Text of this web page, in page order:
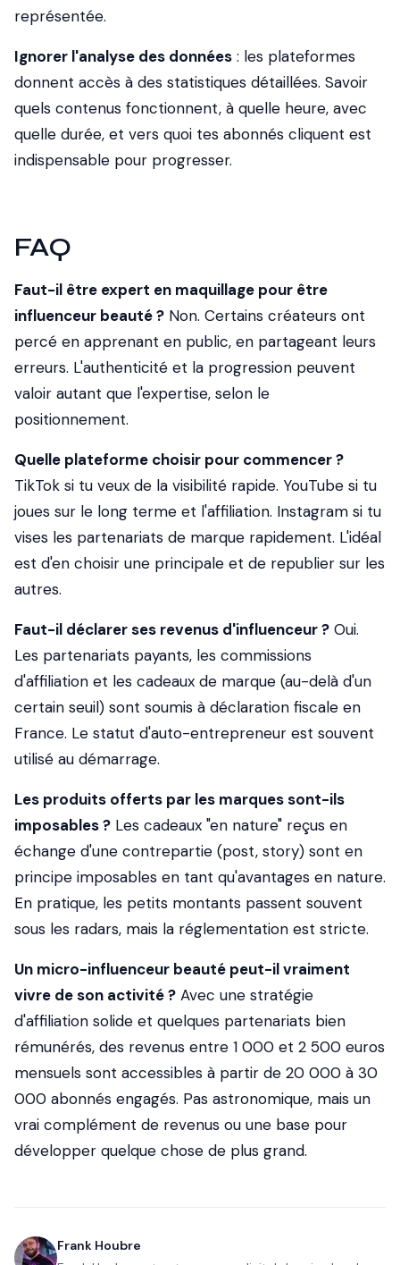
représentée.
Ignorer l'analyse des données : les plateformes
donnent accès à des statistiques détaillées. Savoir
quels contenus fonctionnent, à quelle heure, avec
quelle durée, et vers quoi tes abonnés cliquent est
indispensable pour progresser.
FAQ
Faut-il être expert en maquillage pour être
influenceur beauté ? Non. Certains créateurs ont
percé en apprenant en public, en partageant leurs
erreurs. L'authenticité et la progression peuvent
valoir autant que l'expertise, selon le
positionnement.
Quelle plateforme choisir pour commencer ?
TikTok si tu veux de la visibilité rapide. YouTube si tu
joues sur le long terme et l'affiliation. Instagram si tu
vises les partenariats de marque rapidement. L'idéal
est d'en choisir une principale et de republier sur les
autres.
Faut-il déclarer ses revenus d'influenceur ? Oui.
Les partenariats payants, les commissions
d'affiliation et les cadeaux de marque (au-delà d'un
certain seuil) sont soumis à déclaration fiscale en
France. Le statut d'auto-entrepreneur est souvent
utilisé au démarrage.
Les produits offerts par les marques sont-ils
imposables ? Les cadeaux "en nature" reçus en
échange d'une contrepartie (post, story) sont en
principe imposables en tant qu'avantages en nature.
En pratique, les petits montants passent souvent
sous les radars, mais la réglementation est stricte.
Un micro-influenceur beauté peut-il vraiment
vivre de son activité ? Avec une stratégie
d'affiliation solide et quelques partenariats bien
rémunérés, des revenus entre 1 000 et 2 500 euros
mensuels sont accessibles à partir de 20 000 à 30
000 abonnés engagés. Pas astronomique, mais un
vrai complément de revenus ou une base pour
développer quelque chose de plus grand.
Frank Houbre